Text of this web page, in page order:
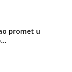
promet u